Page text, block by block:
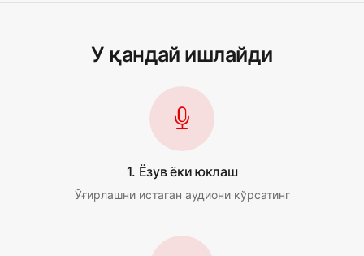
У қандай ишлайди
1. Ёзув ёки юклаш
Ўғирлашни истаган аудиони кўрсатинг